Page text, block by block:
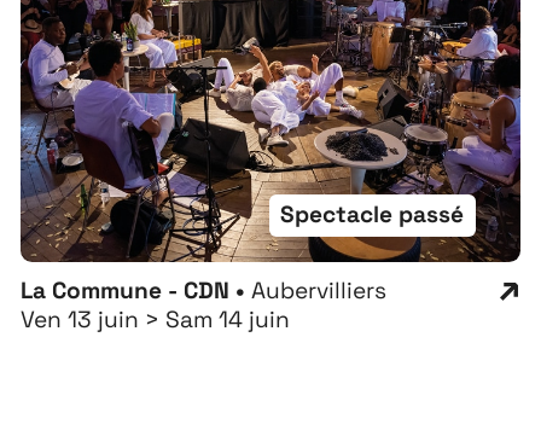
La Commune - CDN •Aubervilliers
Ven 13 juin > Sam 14 juin
Spectacle passé